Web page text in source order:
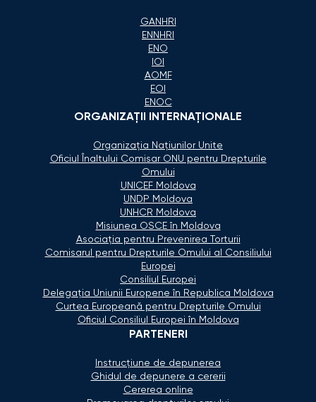
GANHRI
ENNHRI
ENO
IOI
AOMF
EOI
ENOC
ORGANIZAŢII INTERNAŢIONALE
Organizaţia Naţiunilor Unite
Oficiul Înaltului Comisar ONU pentru Drepturile
Omului
UNICEF Moldova
UNDP Moldova
UNHCR Moldova
Misiunea OSCE în Moldova
Asociaţia pentru Prevenirea Torturii
Comisarul pentru Drepturile Omului al Consiliului
Europei
Consiliul Europei
Delegaţia Uniunii Europene în Republica Moldova
Curtea Europeană pentru Drepturile Omului
Oficiul Consiliul Europei în Moldova
PARTENERI
Instrucțiune de depunerea
Ghidul de depunere a cererii
Cererea online